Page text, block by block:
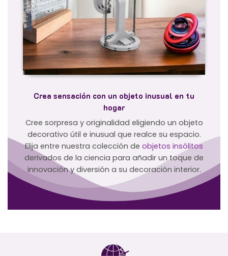
Crea sensación con un objeto inusual en tu
hogar
Cree sorpresa y originalidad eligiendo un objeto
decorativo útil e inusual que realce su espacio.
Elija entre nuestra colección de objetos insólitos
derivados de la ciencia para añadir un toque de
innovación y diversión a su decoración interior.